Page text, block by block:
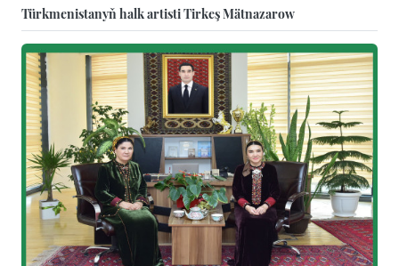
Türkmenistanyň halk artisti Tirkeş Mätnazarow